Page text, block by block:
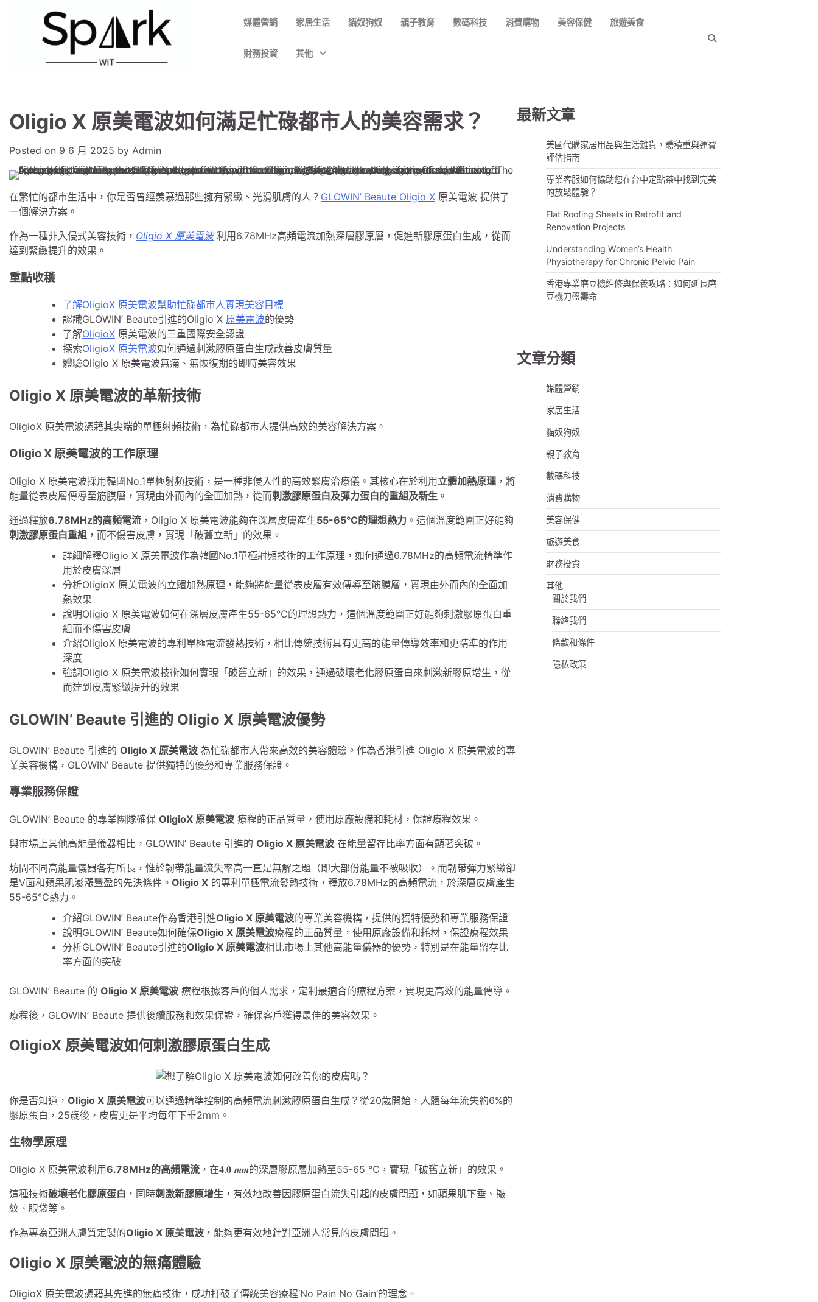
媒體營銷 家居生活 貓奴狗奴 親子教育 數碼科技 消費購物 美容保健 旅遊美食
財務投資 其他
Oligio X 原美電波如何滿足忙碌都市人的美容需求？
Posted on 9 6 月 2025 by Admin
在繁忙的都市生活中，你是否曾經羨慕過那些擁有緊緻、光滑肌膚的人？ GLOWIN’ Beaute Oligio X 原美電波 提供了
一個解決方案。
作為一種非入侵式美容技術， Oligio X 原美電波利用6.78MHz高頻電流加熱深層膠原層，促進新膠原蛋白生成，從而
達到緊緻提升的效果。
重點收穫
了解OligioX 原美電波幫助忙碌都市人實現美容目標
認識GLOWIN’ Beaute引進的Oligio X 原美電波的優勢
了解OligioX 原美電波的三重國際安全認證
探索OligioX 原美電波如何通過刺激膠原蛋白生成改善皮膚質量
體驗Oligio X 原美電波無痛、無恢復期的即時美容效果
Oligio X 原美電波的革新技術
OligioX 原美電波憑藉其尖端的單極射頻技術，為忙碌都市人提供高效的美容解決方案。
Oligio X 原美電波的工作原理
Oligio X 原美電波採用韓國No.1單極射頻技術，是一種非侵入性的高效緊膚治療儀。其核心在於利用立體加熱原理 ，將
能量從表皮層傳導至筋膜層，實現由外而內的全面加熱，從而刺激膠原蛋白及彈力蛋白的重組及新生 。
通過釋放6.78MHz的高頻電流 ，Oligio X 原美電波能夠在深層皮膚產生55-65℃的理想熱力 。這個溫度範圍正好能夠
刺激膠原蛋白重組 ，而不傷害皮膚，實現「破舊立新」的效果。
詳細解釋Oligio X 原美電波作為韓國No.1單極射頻技術的工作原理，如何通過6.78MHz的高頻電流精準作
用於皮膚深層
分析OligioX 原美電波的立體加熱原理，能夠將能量從表皮層有效傳導至筋膜層，實現由外而內的全面加
熱效果
說明Oligio X 原美電波如何在深層皮膚產生55-65℃的理想熱力，這個溫度範圍正好能夠刺激膠原蛋白重
組而不傷害皮膚
介紹OligioX 原美電波的專利單極電流發熱技術，相比傳統技術具有更高的能量傳導效率和更精準的作用
深度
強調Oligio X 原美電波技術如何實現「破舊立新」的效果，通過破壞老化膠原蛋白來刺激新膠原增生，從
而達到皮膚緊緻提升的效果
GLOWIN’ Beaute 引進的 Oligio X 原美電波優勢
GLOWIN’ Beaute 引進的 Oligio X 原美電波 為忙碌都市人帶來高效的美容體驗。作為香港引進 Oligio X 原美電波的專
業美容機構，GLOWIN’ Beaute 提供獨特的優勢和專業服務保證。
專業服務保證
GLOWIN’ Beaute 的專業團隊確保 OligioX 原美電波 療程的正品質量，使用原廠設備和耗材，保證療程效果。
與市場上其他高能量儀器相比，GLOWIN’ Beaute 引進的 Oligio X 原美電波 在能量留存比率方面有顯著突破。
坊間不同高能量儀器各有所長，惟於韌帶能量流失率高一直是無解之題（即大部份能量不被吸收）。而韌帶彈力緊緻卻
是V面和蘋果肌澎漲豐盈的先決條件。 Oligio X 的專利單極電流發熱技術，釋放6.78MHz的高頻電流，於深層皮膚產生
55-65℃熱力。
介紹GLOWIN’ Beaute作為香港引進Oligio X 原美電波的專業美容機構，提供的獨特優勢和專業服務保證
說明GLOWIN’ Beaute如何確保Oligio X 原美電波療程的正品質量，使用原廠設備和耗材，保證療程效果
分析GLOWIN’ Beaute引進的Oligio X 原美電波相比市場上其他高能量儀器的優勢，特別是在能量留存比
率方面的突破
GLOWIN’ Beaute 的 Oligio X 原美電波 療程根據客戶的個人需求，定制最適合的療程方案，實現更高效的能量傳導。
療程後，GLOWIN’ Beaute 提供後續服務和效果保證，確保客戶獲得最佳的美容效果。
OligioX 原美電波如何刺激膠原蛋白生成
你是否知道， Oligio X 原美電波可以通過精準控制的高頻電流刺激膠原蛋白生成？從20歲開始，人體每年流失約6%的
膠原蛋白，25歲後，皮膚更是平均每年下垂2mm。
生物學原理
Oligio X 原美電波利用6.78MHz的高頻電流 ，在𝟒.𝟎 𝒎𝒎的深層膠原層加熱至55-65 ℃，實現「破舊立新」的效果。
這種技術破壞老化膠原蛋白 ，同時刺激新膠原增生 ，有效地改善因膠原蛋白流失引起的皮膚問題，如蘋果肌下垂、皺
紋、眼袋等。
作為專為亞洲人膚質定製的Oligio X 原美電波 ，能夠更有效地針對亞洲人常見的皮膚問題。
Oligio X 原美電波的無痛體驗
OligioX 原美電波憑藉其先進的無痛技術，成功打破了傳統美容療程‘No Pain No Gain’的理念。
最新文章
美國代購家居用品與生活雜貨，體積重與運費
評估指南
專業客服如何協助您在台中定點茶中找到完美
的放鬆體驗？
Flat Roofing Sheets in Retrofit and
Renovation Projects
Understanding Women’s Health
Physiotherapy for Chronic Pelvic Pain
香港專業磨豆機維修與保養攻略：如何延長磨
豆機刀盤壽命
文章分類
媒體營銷
家居生活
貓奴狗奴
親子教育
數碼科技
消費購物
美容保健
旅遊美食
財務投資
其他
關於我們
聯絡我們
條款和條件
隱私政策